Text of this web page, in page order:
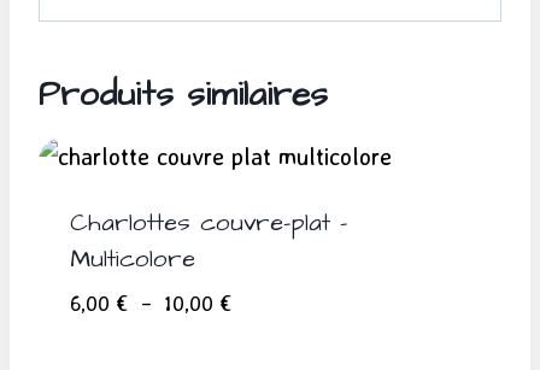
Produits similaires
Charlottes couvre-plat –
Multicolore
6,00 € – 10,00 €